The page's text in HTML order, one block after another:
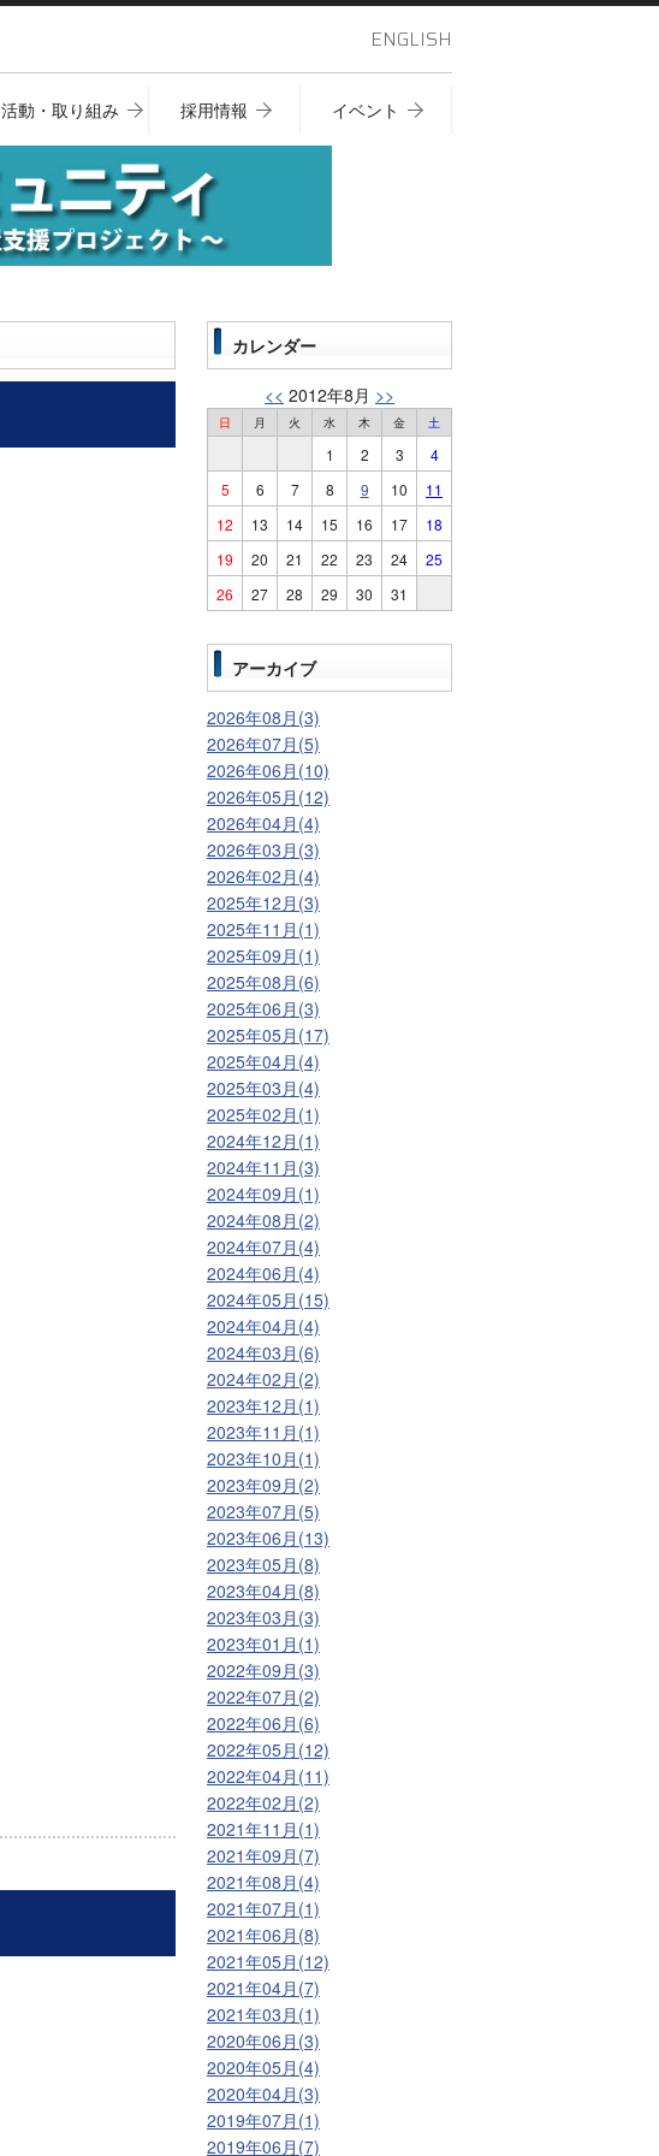
ENGLISH
活動・取り組み 採用情報 イベント
カレンダー
<< 2012年8月 >>
日 月 火 水 木 金 土
1 2 3
4
5
6 7 8 9 10
11
12
13 14 15 16 17
18
19
20 21 22 23 24
25
26
27 28 29 30 31
アーカイブ
2026年08月(3)
2026年07月(5)
2026年06月(10)
2026年05月(12)
2026年04月(4)
2026年03月(3)
2026年02月(4)
2025年12月(3)
2025年11月(1)
2025年09月(1)
2025年08月(6)
2025年06月(3)
2025年05月(17)
2025年04月(4)
2025年03月(4)
2025年02月(1)
2024年12月(1)
2024年11月(3)
2024年09月(1)
2024年08月(2)
2024年07月(4)
2024年06月(4)
2024年05月(15)
2024年04月(4)
2024年03月(6)
2024年02月(2)
2023年12月(1)
2023年11月(1)
2023年10月(1)
2023年09月(2)
2023年07月(5)
2023年06月(13)
2023年05月(8)
2023年04月(8)
2023年03月(3)
2023年01月(1)
2022年09月(3)
2022年07月(2)
2022年06月(6)
2022年05月(12)
2022年04月(11)
2022年02月(2)
2021年11月(1)
2021年09月(7)
2021年08月(4)
2021年07月(1)
2021年06月(8)
2021年05月(12)
2021年04月(7)
2021年03月(1)
2020年06月(3)
2020年05月(4)
2020年04月(3)
2019年07月(1)
2019年06月(7)